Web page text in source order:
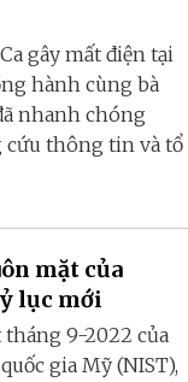
gây mất điện tại
hành cùng bà
nhanh chóng
thông tin và tổ
mặt của
lục mới
9-2022 của
gia Mỹ (NIST),